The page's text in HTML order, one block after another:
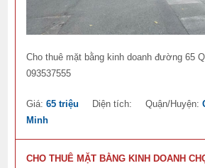
Cho thuê mặt bằng kinh doanh đường 65
093537555
Giá:65 triệu Diện tích: Quận/Huyện:
Minh
CHO THUÊ MẶT BẰNG KINH DOANH